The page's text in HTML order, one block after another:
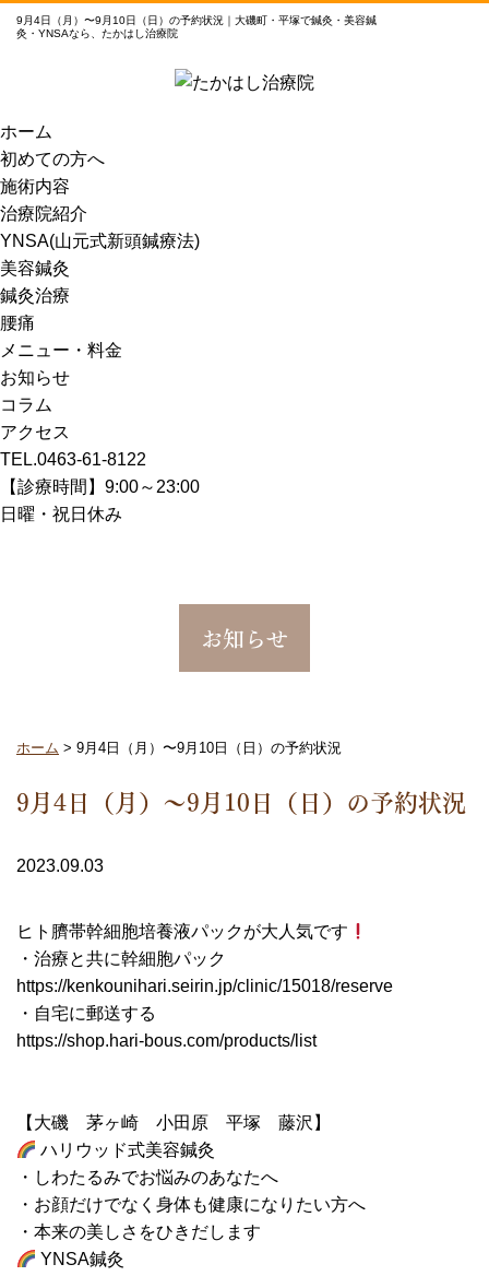
9月4日（月）〜9月10日（日）の予約状況｜大磯町・平塚で鍼灸・美容鍼
灸・YNSAなら、たかはし治療院
ホーム
初めての方へ
施術内容
治療院紹介
YNSA(山元式新頭鍼療法)
美容鍼灸
鍼灸治療
腰痛
メニュー・料金
お知らせ
コラム
アクセス
TEL.0463-61-8122
【診療時間】9:00～23:00
日曜・祝日休み
お知らせ
ホーム > 9月4日（月）〜9月10日（日）の予約状況
9月4日（月）〜9月10日（日）の予約状況
2023.09.03
ヒト臍帯幹細胞培養液パックが大人気です
・治療と共に幹細胞パック
https://kenkounihari.seirin.jp/clinic/15018/reserve
・自宅に郵送する
https://shop.hari-bous.com/products/list
【大磯 茅ヶ崎 小田原 平塚 藤沢】
ハリウッド式美容鍼灸
・しわたるみでお悩みのあなたへ
・お顔だけでなく身体も健康になりたい方へ
・本来の美しさをひきだします
YNSA鍼灸